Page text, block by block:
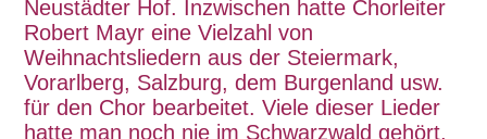
Neustädter Hof. Inzwischen hatte Chorleiter
Robert Mayr eine Vielzahl von
Weihnachtsliedern aus der Steiermark,
Vorarlberg, Salzburg, dem Burgenland usw.
für den Chor bearbeitet. Viele dieser Lieder
hatte man noch nie im Schwarzwald gehört,